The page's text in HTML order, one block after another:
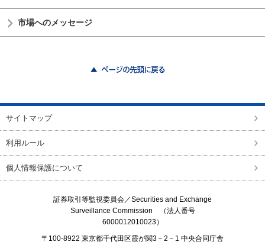
市場へのメッセージ
サイトマップ
利用ルール
個人情報保護について
証券取引等監視委員会／Securities and Exchange
Surveillance Commission （法人番号
6000012010023）
〒100-8922 東京都千代田区霞が関3－2－1 中央合同庁舎